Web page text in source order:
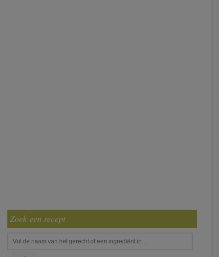
Zoek een recept